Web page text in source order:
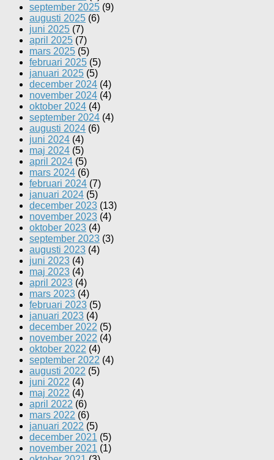
september 2025 (9)
augusti 2025 (6)
juni 2025 (7)
april 2025 (7)
mars 2025 (5)
februari 2025 (5)
januari 2025 (5)
december 2024 (4)
november 2024 (4)
oktober 2024 (4)
september 2024 (4)
augusti 2024 (6)
juni 2024 (4)
maj 2024 (5)
april 2024 (5)
mars 2024 (6)
februari 2024 (7)
januari 2024 (5)
december 2023 (13)
november 2023 (4)
oktober 2023 (4)
september 2023 (3)
augusti 2023 (4)
juni 2023 (4)
maj 2023 (4)
april 2023 (4)
mars 2023 (4)
februari 2023 (5)
januari 2023 (4)
december 2022 (5)
november 2022 (4)
oktober 2022 (4)
september 2022 (4)
augusti 2022 (5)
juni 2022 (4)
maj 2022 (4)
april 2022 (6)
mars 2022 (6)
januari 2022 (5)
december 2021 (5)
november 2021 (1)